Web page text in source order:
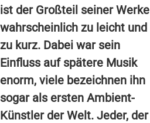
ist der Großteil seiner Werke
wahrscheinlich zu leicht und
zu kurz. Dabei war sein
Einfluss auf spätere Musik
enorm, viele bezeichnen ihn
sogar als ersten Ambient-
Künstler der Welt. Jeder, der